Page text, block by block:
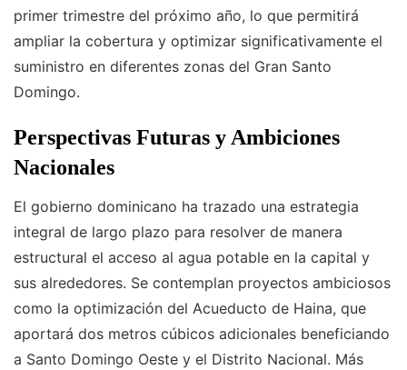
primer trimestre del próximo año, lo que permitirá
ampliar la cobertura y optimizar significativamente el
suministro en diferentes zonas del Gran Santo
Domingo.
Perspectivas Futuras y Ambiciones
Nacionales
El gobierno dominicano ha trazado una estrategia
integral de largo plazo para resolver de manera
estructural el acceso al agua potable en la capital y
sus alrededores. Se contemplan proyectos ambiciosos
como la optimización del Acueducto de Haina, que
aportará dos metros cúbicos adicionales beneficiando
a Santo Domingo Oeste y el Distrito Nacional. Más